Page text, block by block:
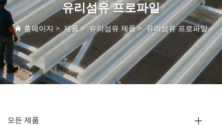
유리섬유 프로파일
홈페이지 >제품>유리섬유 제품>유리섬유 프로파일
모든 제품